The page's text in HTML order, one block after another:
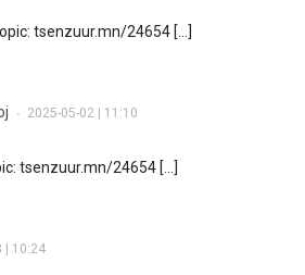
tsenzuur.mn/24654 […]
• 2025-05-02 | 11:10
tsenzuur.mn/24654 […]
| 10:24